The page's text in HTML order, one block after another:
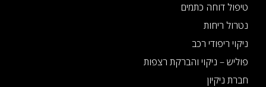
טיפול דוחה כתמים
נטרול ריחות
ניקוי ריפודי רכב
פוליש – ניקוי והברקת רצפות
חברת ניקיון